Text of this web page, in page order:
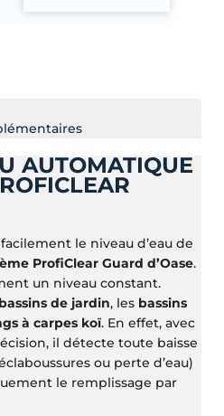
AUTOMATIQUE
le niveau d’eau de
ProfiClear Guard d’Oase.
un niveau constant.
bassins de jardin, les bassins
à carpes koï. En effet, avec
il détecte toute baisse
ou perte d’eau)
le remplissage par